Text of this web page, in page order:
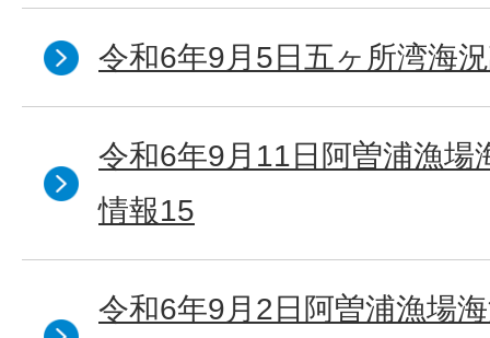
令和6年9月5日五ヶ所湾海
令和6年9月11日阿曽浦漁場
情報15
令和6年9月2日阿曽浦漁場